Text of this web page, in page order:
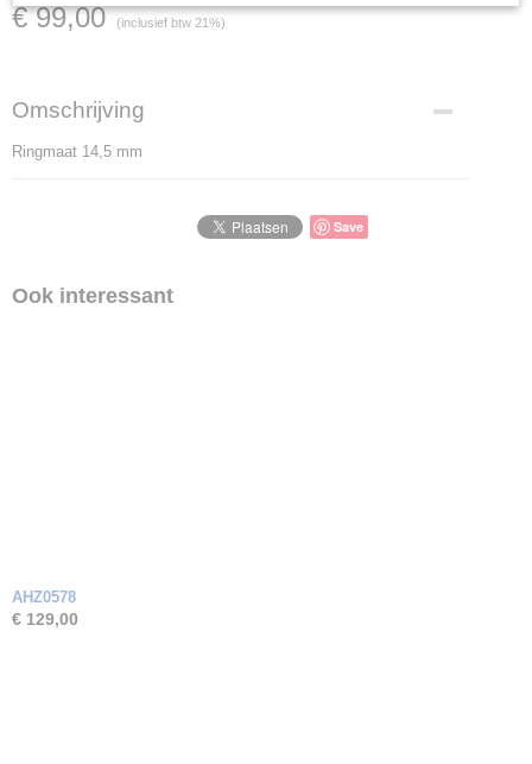
€ 99,00 (inclusief btw 21%)
Omschrijving
Ringmaat 14,5 mm
Save
Ook interessant
AHZ0578
€ 129,00